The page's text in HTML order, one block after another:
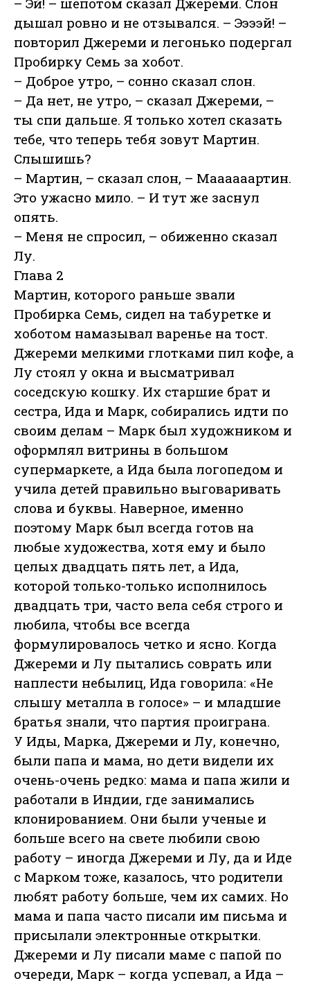
дышал ровно и не отзывался. – Ээээй! –
повторил Джереми и легонько подергал
Пробирку Семь за хобот.
– Доброе утро, – сонно сказал слон.
– Да нет, не утро, – сказал Джереми, –
ты спи дальше. Я только хотел сказать
тебе, что теперь тебя зовут Мартин.
Слышишь?
– Мартин, – сказал слон, – Маааааартин.
Это ужасно мило. – И тут же заснул
опять.
– Меня не спросил, – обиженно сказал
Лу.
Глава 2
Мартин, которого раньше звали
Пробирка Семь, сидел на табуретке и
хоботом намазывал варенье на тост.
Джереми мелкими глотками пил кофе, а
Лу стоял у окна и высматривал
соседскую кошку. Их старшие брат и
сестра, Ида и Марк, собирались идти по
своим делам – Марк был художником и
оформлял витрины в большом
супермаркете, а Ида была логопедом и
учила детей правильно выговаривать
слова и буквы. Наверное, именно
поэтому Марк был всегда готов на
любые художества, хотя ему и было
целых двадцать пять лет, а Ида,
которой только-только исполнилось
двадцать три, часто вела себя строго и
любила, чтобы все всегда
формулировалось четко и ясно. Когда
Джереми и Лу пытались соврать или
наплести небылиц, Ида говорила: «Не
слышу металла в голосе» – и младшие
братья знали, что партия проиграна.
У Иды, Марка, Джереми и Лу, конечно,
были папа и мама, но дети видели их
очень-очень редко: мама и папа жили и
работали в Индии, где занимались
клонированием. Они были ученые и
больше всего на свете любили свою
работу – иногда Джереми и Лу, да и Иде
с Марком тоже, казалось, что родители
любят работу больше, чем их самих. Но
мама и папа часто писали им письма и
присылали электронные открытки.
Джереми и Лу писали маме с папой по
очереди, Марк – когда успевал, а Ида –